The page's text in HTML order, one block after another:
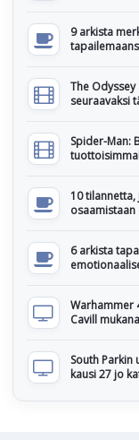
9 arkista
The
seuraavaksi
Spider-Man:
10 tilannetta,
osaamistaan
6 arkista
Warhammer
Cavill
South Parkin
kausi 27 jo